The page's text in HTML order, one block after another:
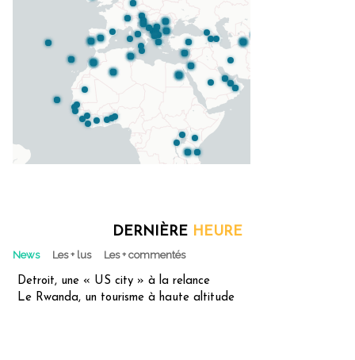
DERNIÈRE HEURE
News Les + lus Les + commentés
Detroit, une « US city » à la relance
Le Rwanda, un tourisme à haute altitude